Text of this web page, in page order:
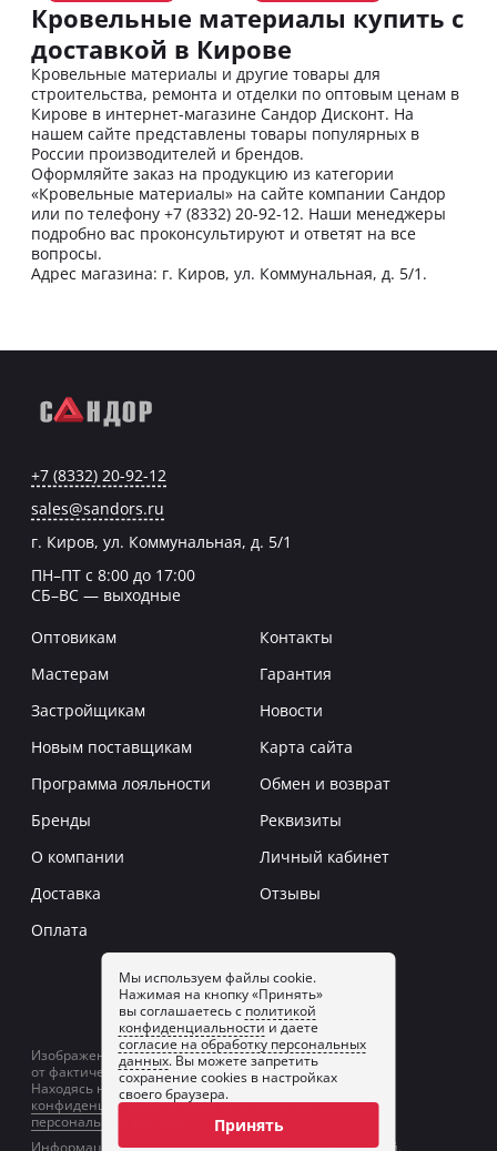
Кровельные материалы купить с
доставкой в Кирове
Кровельные материалы и другие товары для
строительства, ремонта и отделки по оптовым ценам в
Кирове в интернет-магазине Сандор Дисконт. На
нашем сайте представлены товары популярных в
России производителей и брендов.
Оформляйте заказ на продукцию из категории
«Кровельные материалы» на сайте компании Сандор
или по телефону +7 (8332) 20-92-12. Наши менеджеры
подробно вас проконсультируют и ответят на все
вопросы.
Адрес магазина: г. Киров, ул. Коммунальная, д. 5/1.
Мы используем файлы cookie.
Нажимая на кнопку «Принять»
вы соглашаетесь с политикой
конфиденциальности и даете
согласие на обработку персональных
данных. Вы можете запретить
сохранение cookies в настройках
своего браузера.
Принять
+7 (8332) 20-92-12
sales@sandors.ru
г. Киров, ул. Коммунальная, д. 5/1
ПН–ПТ с 8:00 до 17:00
СБ–ВС — выходные
Оптовикам
Мастерам
Застройщикам
Новым поставщикам
Программа лояльности
Бренды
О компании
Доставка
Оплата
Контакты
Гарантия
Новости
Карта сайта
Обмен и возврат
Реквизиты
Личный кабинет
Отзывы
Заказать звонок
Изображение товаров на сайте может отличаться
от фактического изображения.
Находясь на сайте, вы принимаетеполитику
конфиденциальностии даетесогласие на обработку
персональных данных
Информация на сайте не является публичной офертой.